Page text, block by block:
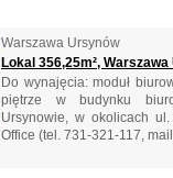
Warszawa Ursynów
Lokal 356,25m²,
Do wynajęcia: moduł
piętrze w budynku
Ursynowie, w okolicach
Office (tel. 731-321-117,